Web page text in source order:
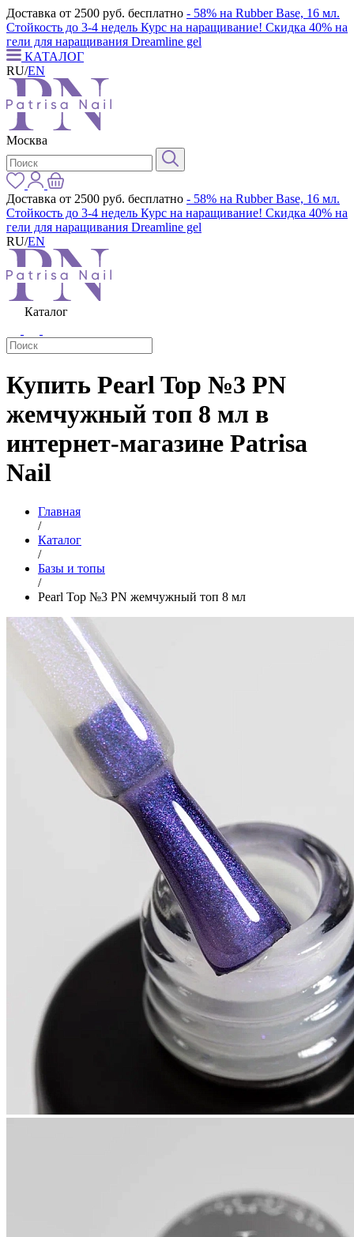
Доставка от 2500 руб. бесплатно - 58% на Rubber Base, 16 мл.
Стойкость до 3-4 недель Курс на наращивание! Скидка 40% на
гели для наращивания Dreamline gel
КАТАЛОГ
RU/EN
Москва
Доставка от 2500 руб. бесплатно - 58% на Rubber Base, 16 мл.
Стойкость до 3-4 недель Курс на наращивание! Скидка 40% на
гели для наращивания Dreamline gel
RU/EN
Каталог
Купить Pearl Top №3 PN
жемчужный топ 8 мл в
интернет-магазине Patrisa
Nail
Главная
/
Каталог
/
Базы и топы
/
Pearl Top №3 PN жемчужный топ 8 мл